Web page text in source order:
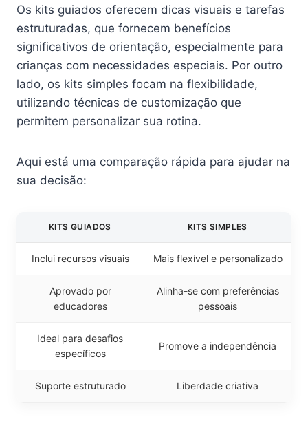
Os kits guiados oferecem dicas visuais e tarefas
estruturadas, que fornecem benefícios
significativos de orientação, especialmente para
crianças com necessidades especiais. Por outro
lado, os kits simples focam na flexibilidade,
utilizando técnicas de customização que
permitem personalizar sua rotina.
Aqui está uma comparação rápida para ajudar na
sua decisão:
KITS GUIADOS KITS SIMPLES
Inclui recursos visuais Mais flexível e personalizado
Aprovado por
educadores
Alinha-se com preferências
pessoais
Ideal para desafios
específicos
Promove a independência
Suporte estruturado Liberdade criativa